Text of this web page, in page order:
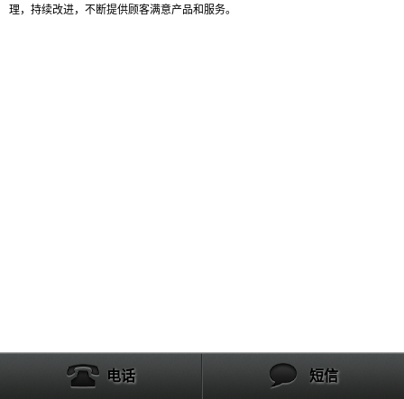
理，持续改进，不断提供顾客满意产品和服务。
电话 短信